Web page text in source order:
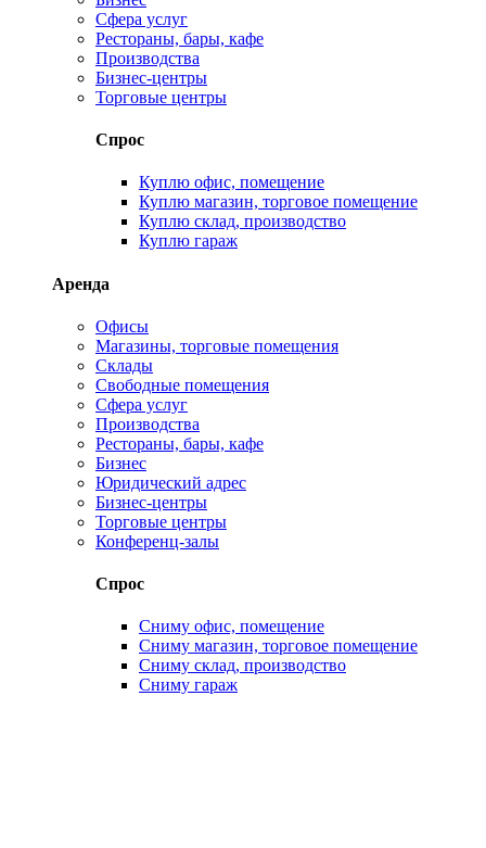
Сфера услуг
Рестораны, бары, кафе
Производства
Бизнес-центры
Торговые центры
Спрос
Куплю офис, помещение
Куплю магазин, торговое помещение
Куплю склад, производство
Куплю гараж
Аренда
Офисы
Магазины, торговые помещения
Склады
Свободные помещения
Сфера услуг
Производства
Рестораны, бары, кафе
Бизнес
Юридический адрес
Бизнес-центры
Торговые центры
Конференц-залы
Спрос
Сниму офис, помещение
Сниму магазин, торговое помещение
Сниму склад, производство
Сниму гараж